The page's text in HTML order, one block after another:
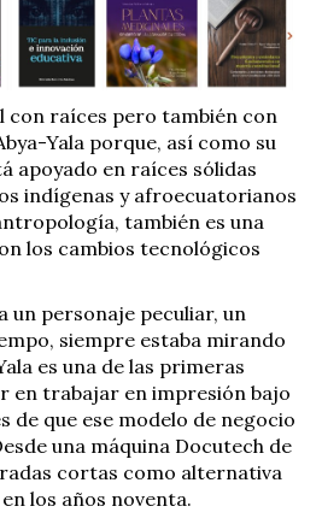
con raíces pero también con
Yala porque, así como su
apoyado en raíces sólidas
indígenas y afroecuatorianos
también es una
los cambios tecnológicos
un personaje peculiar, un
siempre estaba mirando
es una de las primeras
en trabajar en impresión bajo
de que ese modelo de negocio
una máquina Docutech de
cortas como alternativa
los años noventa.